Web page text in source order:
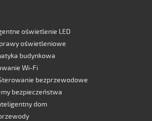
oświetlenie LED
oświetleniowe
budynkowa
Wi-Fi
bezprzewodowe
bezpieczeństwa
dom